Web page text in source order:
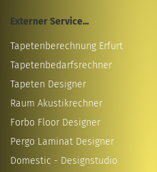
Externer Service...
Tapetenberechnung Erfurt
Tapetenbedarfsrechner
Tapeten Designer
Raum Akustikrechner
Forbo Floor Designer
Pergo Laminat Designer
Domestic - Designstudio